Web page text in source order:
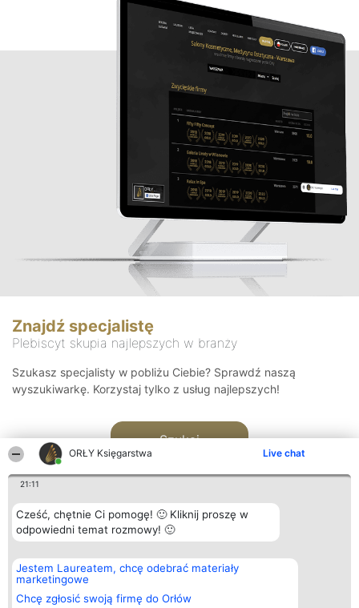
ORŁY Księgarstwa Live chat
21:11
Cześć, chętnie Ci pomogę! 🙂 Kliknij proszę w
odpowiedni temat rozmowy! 🙂
Jestem Laureatem, chcę odebrać materiały
marketingowe
Chcę zgłosić swoją firmę do Orłów
Znajdź specjalistę
Plebiscyt skupia najlepszych w branży
Szukasz specjalisty w pobliżu Ciebie? Sprawdź naszą
wyszukiwarkę. Korzystaj tylko z usług najlepszych!
Szukaj
Organizator plebiscytu
Bright Side Solutions sp. z o.
o. sp. k.
ul. Ruska 22
Wrocław 50-079
Plebiscyt
Laureaci
wszystkich
Laureatów
Kontakt
Kontakt